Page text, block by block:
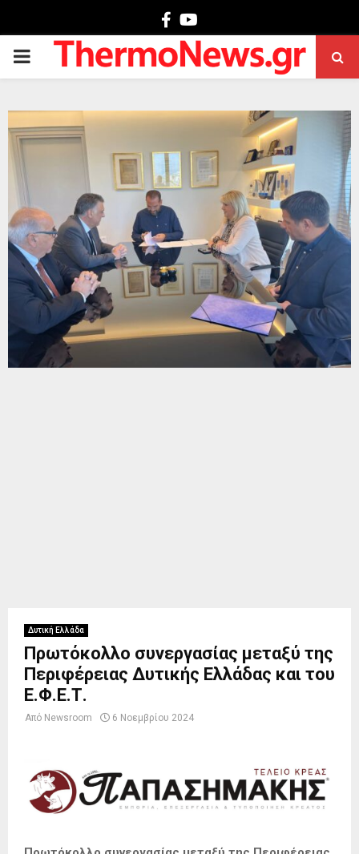
Facebook
PRIMARY
Δυτική Ελλάδα
Πρωτόκολλο συνεργασίας μεταξύ της
Περιφέρειας Δυτικής Ελλάδας και του
Ε.Φ.Ε.Τ.
Από Newsroom 6 Νοεμβρίου 2024